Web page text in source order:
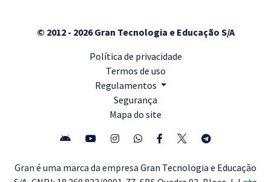
© 2012 - 2026 Gran Tecnologia e Educação S/A
Política de privacidade
Termos de uso
Regulamentos
Segurança
Mapa do site
Gran é uma marca da empresa Gran Tecnologia e Educação